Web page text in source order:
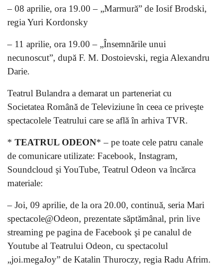
– 08 aprilie, ora 19.00 – „Marmură” de Iosif Brodski,
regia Yuri Kordonsky
– 11 aprilie, ora 19.00 – „Însemnările unui
necunoscut”, după F. M. Dostoievski, regia Alexandru
Darie.
Teatrul Bulandra a demarat un parteneriat cu
Societatea Română de Televiziune în ceea ce priveşte
spectacolele Teatrului care se află în arhiva TVR.
* TEATRUL ODEON* – pe toate cele patru canale
de comunicare utilizate: Facebook, Instagram,
Soundcloud şi YouTube, Teatrul Odeon va încărca
materiale:
– Joi, 09 aprilie, de la ora 20.00, continuă, seria Mari
spectacole@Odeon, prezentate săptămânal, prin live
streaming pe pagina de Facebook şi pe canalul de
Youtube al Teatrului Odeon, cu spectacolul
„joi.megaJoy” de Katalin Thuroczy, regia Radu Afrim.